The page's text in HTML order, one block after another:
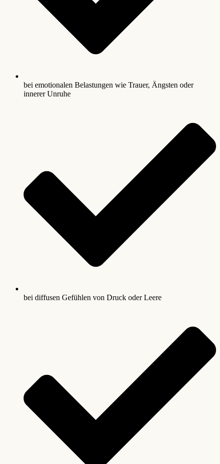
bei emotionalen Belastungen wie Trauer, Ängsten oder
innerer Unruhe
bei diffusen Gefühlen von Druck oder Leere